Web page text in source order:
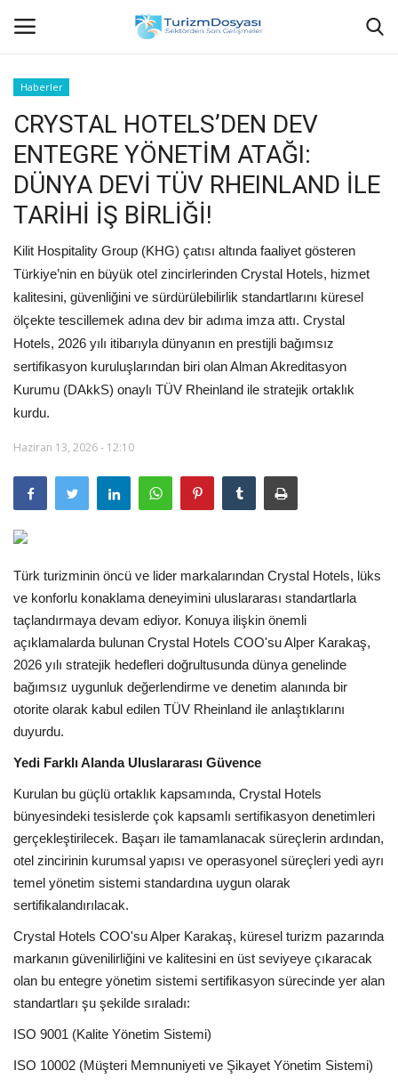
Anasayfa
Bize Ulaşın
Künye
Halil ÖNCÜ kimdir?
KVKK Aydınlatma Metni
Haberler
Görüntülü
Araştırma - İnceleme
Lezzet Durakları
Röportajlar
Gezi - Yorum
Sizlerden Gelenler
Yorumlar
Video Tanıtım
Köşe Yazarları
Galeri
Haberler
CRYSTAL HOTELS’DEN DEV
ENTEGRE YÖNETİM ATAĞI:
DÜNYA DEVİ TÜV RHEINLAND İLE
TARİHİ İŞ BİRLİĞİ!
Kilit Hospitality Group (KHG) çatısı altında faaliyet gösteren
Türkiye’nin en büyük otel zincirlerinden Crystal Hotels, hizmet
kalitesini, güvenliğini ve sürdürülebilirlik standartlarını küresel
ölçekte tescillemek adına dev bir adıma imza attı. Crystal
Hotels, 2026 yılı itibarıyla dünyanın en prestijli bağımsız
sertifikasyon kuruluşlarından biri olan Alman Akreditasyon
Kurumu (DAkkS) onaylı TÜV Rheinland ile stratejik ortaklık
kurdu.
Haziran 13, 2026 - 12:10
Türk turizminin öncü ve lider markalarından Crystal Hotels, lüks
ve konforlu konaklama deneyimini uluslararası standartlarla
taçlandırmaya devam ediyor. Konuya ilişkin önemli
açıklamalarda bulunan Crystal Hotels COO'su Alper Karakaş,
2026 yılı stratejik hedefleri doğrultusunda dünya genelinde
bağımsız uygunluk değerlendirme ve denetim alanında bir
otorite olarak kabul edilen TÜV Rheinland ile anlaştıklarını
duyurdu.
Yedi Farklı Alanda Uluslararası Güvence
Kurulan bu güçlü ortaklık kapsamında, Crystal Hotels
bünyesindeki tesislerde çok kapsamlı sertifikasyon denetimleri
gerçekleştirilecek. Başarı ile tamamlanacak süreçlerin ardından,
otel zincirinin kurumsal yapısı ve operasyonel süreçleri yedi ayrı
temel yönetim sistemi standardına uygun olarak
sertifikalandırılacak.
Crystal Hotels COO'su Alper Karakaş, küresel turizm pazarında
markanın güvenilirliğini ve kalitesini en üst seviyeye çıkaracak
olan bu entegre yönetim sistemi sertifikasyon sürecinde yer alan
standartları şu şekilde sıraladı:
ISO 9001 (Kalite Yönetim Sistemi)
ISO 10002 (Müşteri Memnuniyeti ve Şikayet Yönetim Sistemi)